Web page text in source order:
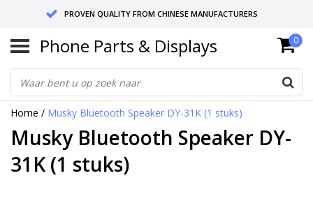
PROVEN QUALITY FROM CHINESE MANUFACTURERS
SEND RETURNS TO GERMANY OR NETHERLANDS
10 DAY SHIPPING
Phone Parts & Displays 0
Home / Musky Bluetooth Speaker DY-31K (1 stuks)
Musky Bluetooth Speaker DY-
31K (1 stuks)